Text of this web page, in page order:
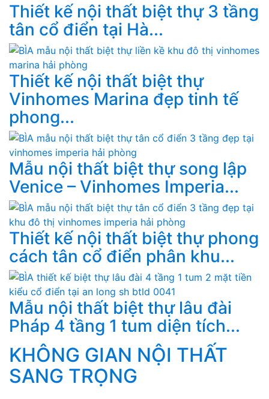
Thiết kế nội thất biệt thự 3 tầng
tân cổ điển tại Hà...
Thiết kế nội thất biệt thự
Vinhomes Marina đẹp tinh tế
phong...
Mẫu nội thất biệt thự song lập
Venice – Vinhomes Imperia...
Thiết kế nội thất biệt thự phong
cách tân cổ điển phân khu...
Mẫu nội thất biệt thự lâu đài
Pháp 4 tầng 1 tum diện tích...
KHÔNG GIAN NỘI THẤT
SANG TRỌNG